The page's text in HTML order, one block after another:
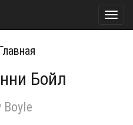
Бойл
Boyle